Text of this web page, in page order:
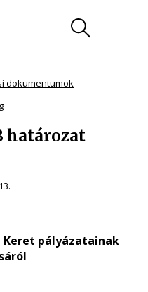
dokumentumok
határozat
Keret pályázatainak